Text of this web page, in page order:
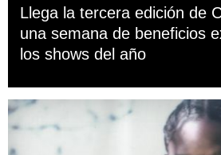
Llega la tercera edición de
una semana de beneficios
los shows del año